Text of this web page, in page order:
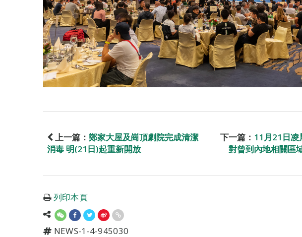
上一篇： 鄭家大屋及崗頂劇院完成清潔
消毒 明(21日)起重新開放
下一篇： 11月21日凌
對曾到內地相關區
列印本頁
NEWS-1-4-945030